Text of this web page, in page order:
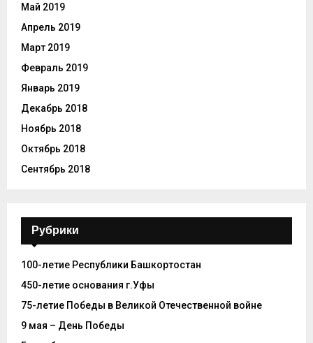
Май 2019
Апрель 2019
Март 2019
Февраль 2019
Январь 2019
Декабрь 2018
Ноябрь 2018
Октябрь 2018
Сентябрь 2018
Рубрики
100-летие Республики Башкортостан
450-летие основания г.Уфы
75-летие Победы в Великой Отечественной войне
9 мая – День Победы